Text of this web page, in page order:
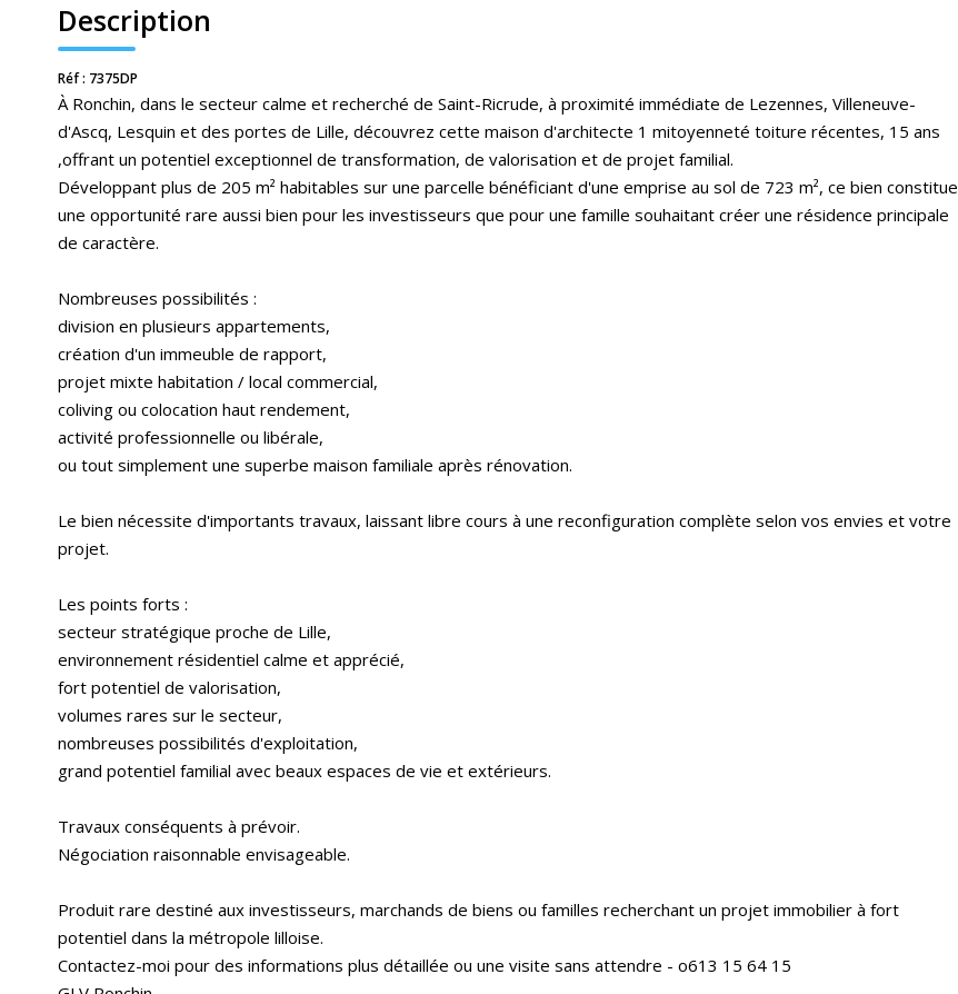
Description
Réf : 7375DP
À Ronchin, dans le secteur calme et recherché de Saint-Ricrude, à proximité immédiate de Lezennes, Villeneuve-
d'Ascq, Lesquin et des portes de Lille, découvrez cette maison d'architecte 1 mitoyenneté toiture récentes, 15 ans
,offrant un potentiel exceptionnel de transformation, de valorisation et de projet familial.
Développant plus de 205 m² habitables sur une parcelle bénéficiant d'une emprise au sol de 723 m², ce bien constitue
une opportunité rare aussi bien pour les investisseurs que pour une famille souhaitant créer une résidence principale
de caractère.
Nombreuses possibilités :
division en plusieurs appartements,
création d'un immeuble de rapport,
projet mixte habitation / local commercial,
coliving ou colocation haut rendement,
activité professionnelle ou libérale,
ou tout simplement une superbe maison familiale après rénovation.
Le bien nécessite d'importants travaux, laissant libre cours à une reconfiguration complète selon vos envies et votre
projet.
Les points forts :
secteur stratégique proche de Lille,
environnement résidentiel calme et apprécié,
fort potentiel de valorisation,
volumes rares sur le secteur,
nombreuses possibilités d'exploitation,
grand potentiel familial avec beaux espaces de vie et extérieurs.
Travaux conséquents à prévoir.
Négociation raisonnable envisageable.
Produit rare destiné aux investisseurs, marchands de biens ou familles recherchant un projet immobilier à fort
potentiel dans la métropole lilloise.
Contactez-moi pour des informations plus détaillée ou une visite sans attendre - o613 15 64 15